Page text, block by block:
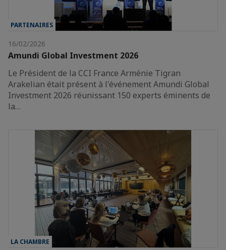
PARTENAIRES
16/02/2026
Amundi Global Investment 2026
Le Président de la CCI France Arménie Tigran
Arakelian était présent à l'événement Amundi Global
Investment 2026 réunissant 150 experts éminents de
la…
LA CHAMBRE